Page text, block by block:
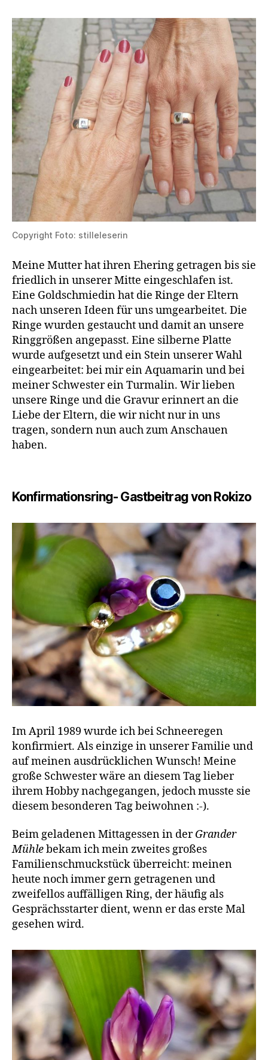
Copyright Foto: stilleleserin
Meine Mutter hat ihren Ehering getragen bis sie
friedlich in unserer Mitte eingeschlafen ist.
Eine Goldschmiedin hat die Ringe der Eltern
nach unseren Ideen für uns umgearbeitet. Die
Ringe wurden gestaucht und damit an unsere
Ringgrößen angepasst. Eine silberne Platte
wurde aufgesetzt und ein Stein unserer Wahl
eingearbeitet: bei mir ein Aquamarin und bei
meiner Schwester ein Turmalin. Wir lieben
unsere Ringe und die Gravur erinnert an die
Liebe der Eltern, die wir nicht nur in uns
tragen, sondern nun auch zum Anschauen
haben.
Konfirmationsring- Gastbeitrag von Rokizo
Im April 1989 wurde ich bei Schneeregen
konfirmiert. Als einzige in unserer Familie und
auf meinen ausdrücklichen Wunsch! Meine
große Schwester wäre an diesem Tag lieber
ihrem Hobby nachgegangen, jedoch musste sie
diesem besonderen Tag beiwohnen :-).
Beim geladenen Mittagessen in derGrander
Mühlebekam ich mein zweites großes
Familienschmuckstück überreicht: meinen
heute noch immer gern getragenen und
zweifellos auffälligen Ring, der häufig als
Gesprächsstarter dient, wenn er das erste Mal
gesehen wird.